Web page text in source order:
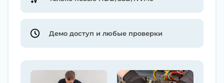
Демо доступ и любые проверки